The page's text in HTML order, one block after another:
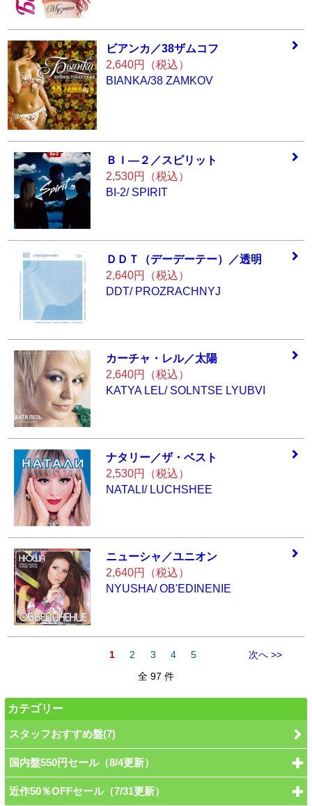
ビアンカ／38ザムコフ
2,640円（税込）
BIANKA/38 ZAMKOV
ＢＩ―２／スピリ ット
2,530円（税込）
BI-2/ SPIRIT
ＤＤＴ（デーデーテー）／透明
2,640円（税込）
DDT/ PROZRACHNYJ
カーチャ・レル／太陽
2,640円（税込）
KATYA LEL/ SOLNTSE LYUBVI
ナタリー／ザ・ベスト
2,530円（税込）
NATALI/ LUCHSHEE
ニューシャ／ユニオン
2,640円（税込）
NYUSHA/ OB'EDINENIE
1 2 3 4 5
次へ >>
全 97 件
カテゴリー
スタッフおすすめ盤(7)
国内盤550円セール（8/4更新）
近作50％OFFセール（7/31更新）